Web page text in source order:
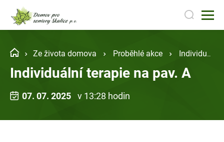
Ze života domova Proběhlé akce Individuální terapie na pav. A
Individuální terapie na pav. A
07. 07. 2025 v 13:28 hodin